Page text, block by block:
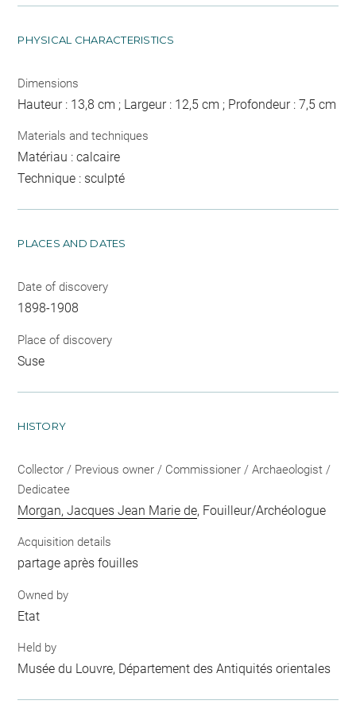
PHYSICAL CHARACTERISTICS
Dimensions
Hauteur : 13,8 cm ; Largeur : 12,5 cm ; Profondeur : 7,5 cm
Materials and techniques
Matériau : calcaire
Technique : sculpté
PLACES AND DATES
Date of discovery
1898-1908
Place of discovery
Suse
HISTORY
Collector / Previous owner / Commissioner / Archaeologist /
Dedicatee
Morgan, Jacques Jean Marie de, Fouilleur/Archéologue
Acquisition details
partage après fouilles
Owned by
Etat
Held by
Musée du Louvre, Département des Antiquités orientales